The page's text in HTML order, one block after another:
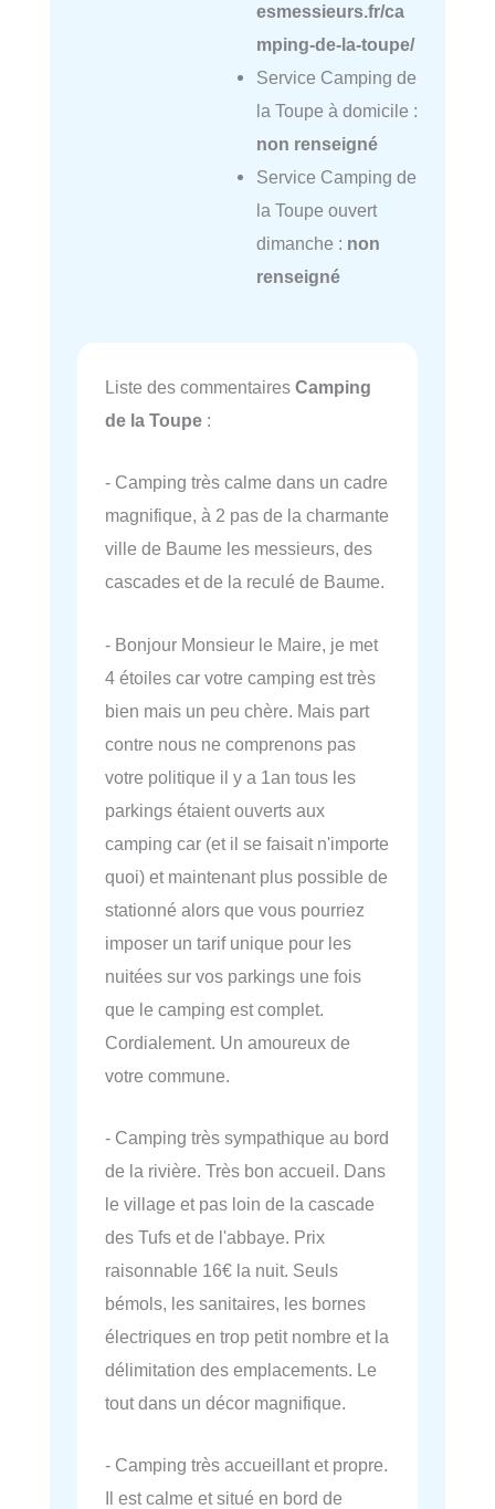
esmessieurs.fr/ca
mping-de-la-toupe/
Service Camping de
la Toupe à domicile :
non renseigné
Service Camping de
la Toupe ouvert
dimanche : non
renseigné
Liste des commentaires Camping
de la Toupe :
- Camping très calme dans un cadre
magnifique, à 2 pas de la charmante
ville de Baume les messieurs, des
cascades et de la reculé de Baume.
- Bonjour Monsieur le Maire, je met
4 étoiles car votre camping est très
bien mais un peu chère. Mais part
contre nous ne comprenons pas
votre politique il y a 1an tous les
parkings étaient ouverts aux
camping car (et il se faisait n'importe
quoi) et maintenant plus possible de
stationné alors que vous pourriez
imposer un tarif unique pour les
nuitées sur vos parkings une fois
que le camping est complet.
Cordialement. Un amoureux de
votre commune.
- Camping très sympathique au bord
de la rivière. Très bon accueil. Dans
le village et pas loin de la cascade
des Tufs et de l'abbaye. Prix
raisonnable 16€ la nuit. Seuls
bémols, les sanitaires, les bornes
électriques en trop petit nombre et la
délimitation des emplacements. Le
tout dans un décor magnifique.
- Camping très accueillant et propre.
Il est calme et situé en bord de